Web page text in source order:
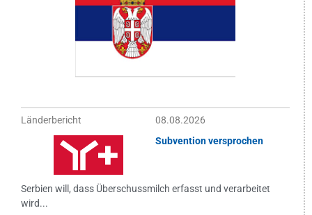
Länderbericht
08.08.2026
Subvention versprochen
Serbien will, dass Überschussmilch erfasst und verarbeitet
wird...